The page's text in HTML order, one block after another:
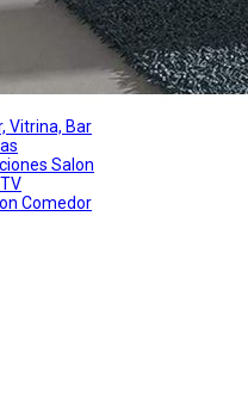
Vitrina, Bar
Salon
Comedor